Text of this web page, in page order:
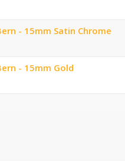
- 15mm Satin Chrome
- 15mm Gold